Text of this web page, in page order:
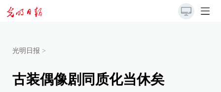
光明日报 >
古装偶像剧同质化当休矣